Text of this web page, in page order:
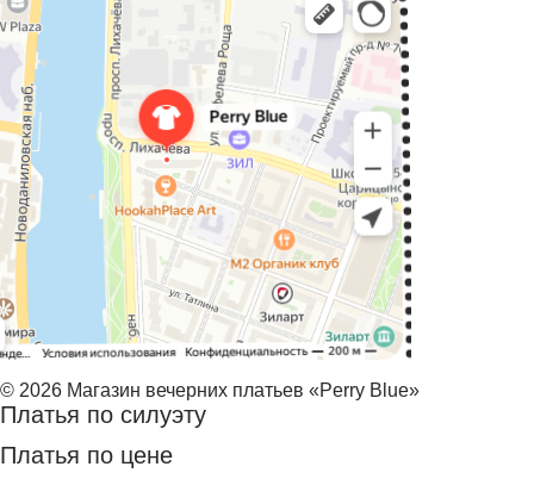
© 2026 Магазин вечерних платьев «Perry Blue»
Платья по силуэту
Платья по цене